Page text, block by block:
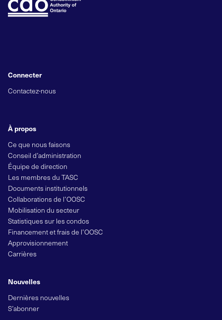
À propos
Ce que nous faisons
Conseil d’administration
Équipe de direction
Les membres du TASC
Documents institutionnels
Collaborations de l’OOSC
Mobilisation du secteur
Statistiques sur les condos
Financement et frais de l’OOSC
Approvisionnement
Carrières
Nouvelles
Dernières nouvelles
S’abonner
Connecter
Contactez-nous